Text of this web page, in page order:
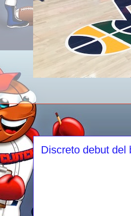
Discreto debut del